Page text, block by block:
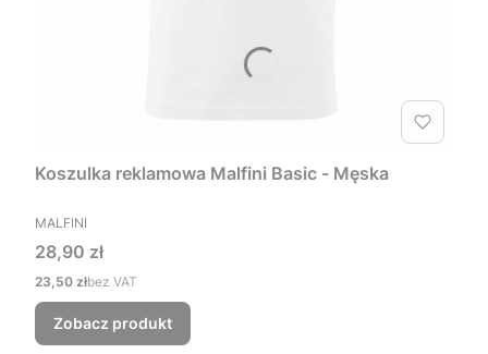
Koszulka reklamowa Malfini Basic - Męska
PRODUCENT
MALFINI
Cena
28,90 zł
Cena
23,50 złbez VAT
Zobacz produkt